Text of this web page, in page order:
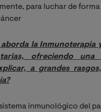
para luchar de forma
la Inmunoterapia
ofreciendo
a grandes
inmunológico del